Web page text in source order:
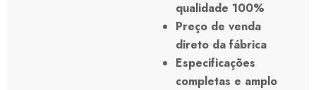
qualidade 100%
Preço de venda
direto da fábrica
Especificações
completas e amplo